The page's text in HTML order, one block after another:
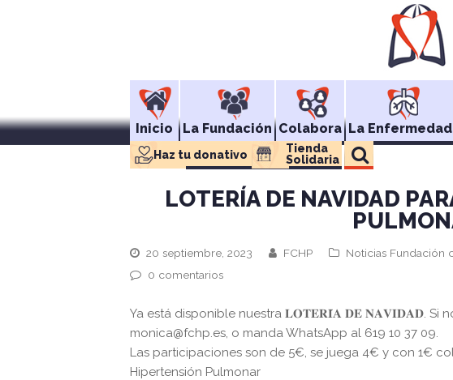
Inicio La Fundación Colabora La Enfermedad
Haz tu donativo
Tienda
Solidaria
LOTERÍA DE NAVIDAD
20 septiembre, 2023 FCHP
Noticias Fundación
0 comentarios
Ya está disponible nuestra 𝐋𝐎𝐓𝐄𝐑𝐈́𝐀 𝐃𝐄 𝐍𝐀𝐕𝐈𝐃𝐀𝐃. Si
monica@fchp.es, o manda WhatsApp al 619 10 37 09.
Las participaciones son de 5€, se juega 4€ y con 1€
Hipertensión Pulmonar